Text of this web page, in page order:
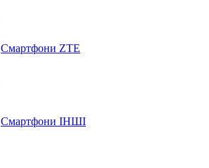
Смартфони ZTE
Смартфони ІНШІ